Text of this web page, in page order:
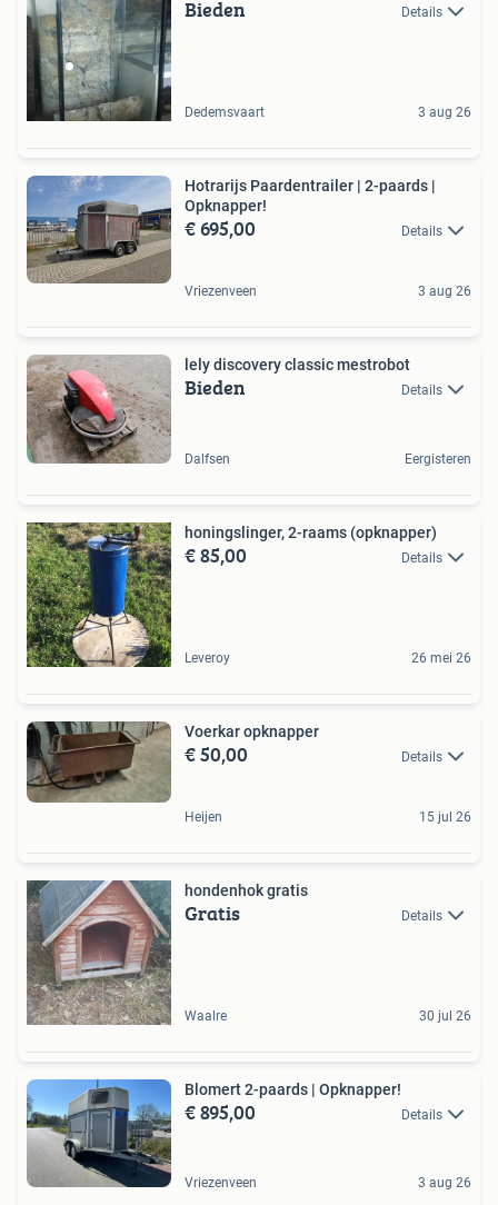
Bieden Details
Dedemsvaart 3 aug 26
Hotrarijs Paardentrailer | 2-paards |
Opknapper!
€ 695,00 Details
Vriezenveen 3 aug 26
lely discovery classic mestrobot
Bieden Details
Dalfsen Eergisteren
honingslinger, 2-raams (opknapper)
€ 85,00 Details
Leveroy 26 mei 26
Voerkar opknapper
€ 50,00 Details
Heijen 15 jul 26
hondenhok gratis
Gratis Details
Waalre 30 jul 26
Blomert 2-paards | Opknapper!
€ 895,00 Details
Vriezenveen 3 aug 26